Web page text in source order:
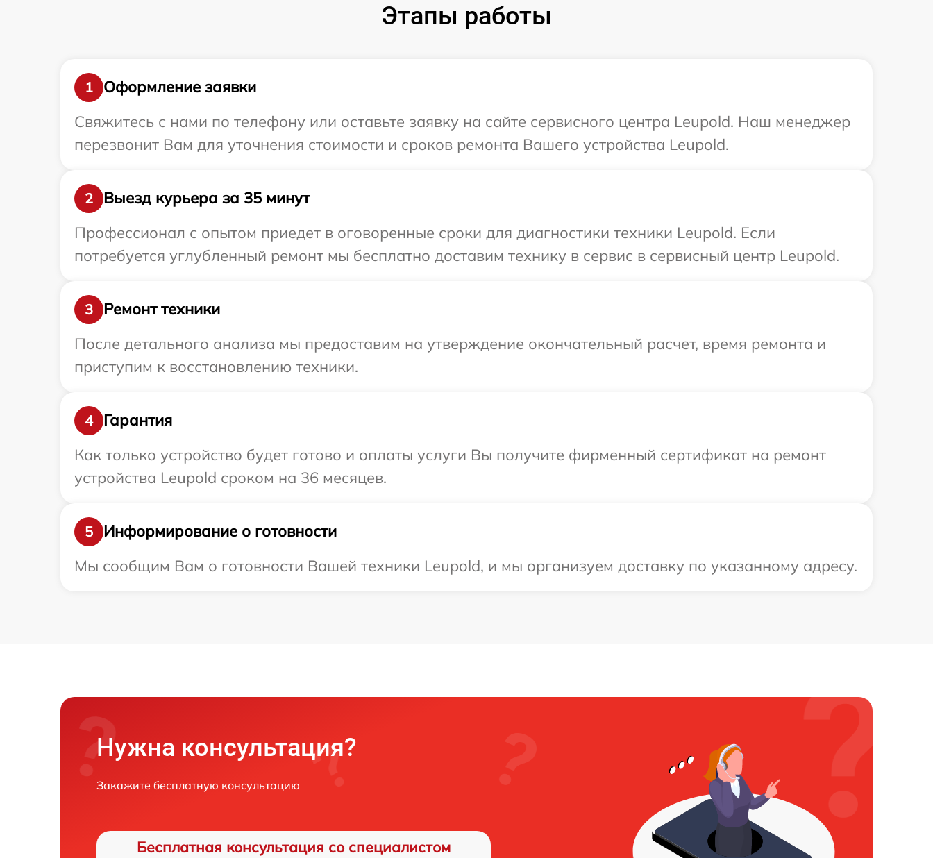
Этапы работы
1
Оформление заявки
Свяжитесь с нами по телефону или оставьте заявку на сайте сервисного центра Leupold. Наш менеджер
перезвонит Вам для уточнения стоимости и сроков ремонта Вашего устройства Leupold.
2
Выезд курьера за 35 минут
Профессионал с опытом приедет в оговоренные сроки для диагностики техники Leupold. Если
потребуется углубленный ремонт мы бесплатно доставим технику в сервис в сервисный центр Leupold.
3
Ремонт техники
После детального анализа мы предоставим на утверждение окончательный расчет, время ремонта и
приступим к восстановлению техники.
4
Гарантия
Как только устройство будет готово и оплаты услуги Вы получите фирменный сертификат на ремонт
устройства Leupold сроком на 36 месяцев.
5
Информирование о готовности
Мы сообщим Вам о готовности Вашей техники Leupold, и мы организуем доставку по указанному адресу.
Нужна консультация?
Закажите бесплатную консультацию
Бесплатная консультация со специалистом